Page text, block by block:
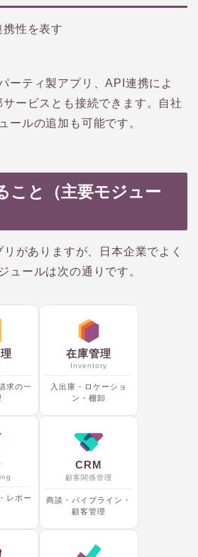
ーティ製アプリ、API連携によ
ービスとも接続できます。自社
ールの追加も可能です。
こと（主要モジュー
がありますが、日本企業でよく
ュールは次の通りです。
求の一
在庫管理
Inventory
入出庫・ロケーショ
ン・棚卸
レポー
CRM
顧客関係管理
商談・パイプライン・
顧客管理